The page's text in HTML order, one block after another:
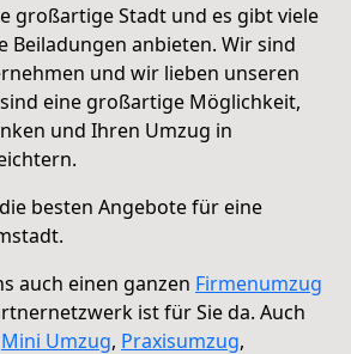
großartige Stadt und es gibt viele
Beiladungen anbieten. Wir sind
und wir lieben unseren
eine großartige Möglichkeit,
und Ihren Umzug in
besten Angebote für eine
auch einen ganzen Firmenumzug
ist für Sie da. Auch
Mini Umzug, Praxisumzug,